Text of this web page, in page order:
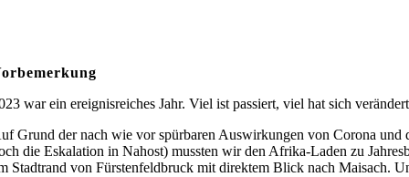
war ein ereignisreiches Jahr. Viel ist passiert, viel hat sich
Grund der nach wie vor spürbaren Auswirkungen von Corona
die Eskalation in Nahost) mussten wir den Afrika-Laden zu
Stadtrand von Fürstenfeldbruck mit direktem Blick nach Maisach.